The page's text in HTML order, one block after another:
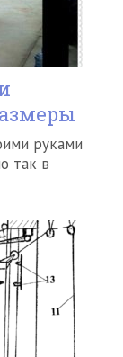
руками
так в